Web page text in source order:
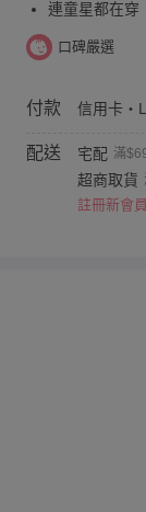
連童星都在穿
口碑嚴選
付款 信用卡・
配送 宅配 滿
超商取貨
註冊新會